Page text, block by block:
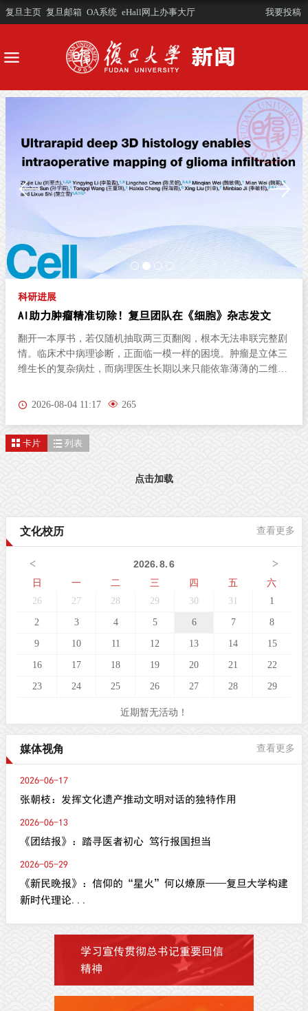
复旦主页 复旦邮箱 OA系统 eHall网上办事大厅 我要投稿
科研进展
AI助力肿瘤精准切除！复旦团队在《细胞》杂志发文
翻开一本厚书，若仅随机抽取两三页翻阅，根本无法串联完整剧
情。临床术中病理诊断，正面临一模一样的困境。肿瘤是立体三
维生长的复杂病灶，而病理医生长期以来只能依靠薄薄的二维切
隙立体蔓延、分布隐匿，单一平面切片极易遗漏关键病变区域，
队联合物理学系季敏标团队，在国际学术期刊《细胞》（Cell）
mapping of glioma infiltration”，推出全新超快速三维病理技术平
受激拉曼散射（SRS）成像原理，创新性融合快速组织透明化技
术与无监督学习图像生成算法，解决了三维病理成像周期漫长的
2026-08-04 11:17 265
卡片 列表
点击加载
文化校历 查看更多
< >
2026.8.6
日
一 二 三 四 五 六
26 27 28 29 30 31 1
2 3 4 5 6 7 8
9 10 11 12 13 14 15
16 17 18 19 20 21 22
23 24 25 26 27 28 29
近期暂无活动！
媒体视角 查看更多
2026-06-17
张朝枝：发挥文化遗产推动文明对话的独特作用
2026-06-13
《团结报》：踏寻医者初心 笃行报国担当
2026-05-29
《新民晚报》：信仰的“星火”何以燎原——复旦大学构建
新时代理论...
学习宣传贯彻总书记重要回信
精神